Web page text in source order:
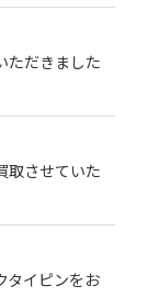
ただきました
取させていた
タイピンをお